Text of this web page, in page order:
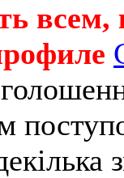
всем,